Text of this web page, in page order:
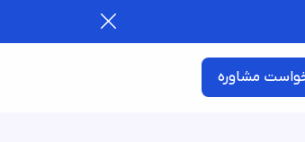
مشاوره